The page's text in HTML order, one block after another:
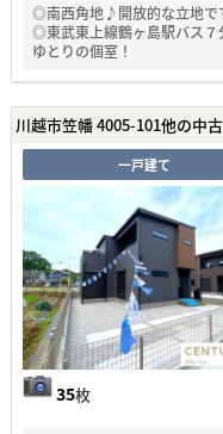
◎南西角地♪開放的な立地で
◎東武東上線鶴ヶ島駅バス
ゆとりの個室！
川越市笠幡 4005-101他の中
一戸建て
35枚